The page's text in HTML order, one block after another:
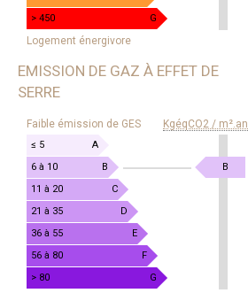
> 450
G
Logement énergivore
EMISSION DE GAZ À EFFET DE
SERRE
DE
GAZ
EFFET
DE
SERRE
Faible émission de GES KgéqCO2 / m².an
≤ 5
A
6 à 10
B
11 à 20
C
21 à 35
D
36 à 55
E
56 à 80
F
> 80
G
B